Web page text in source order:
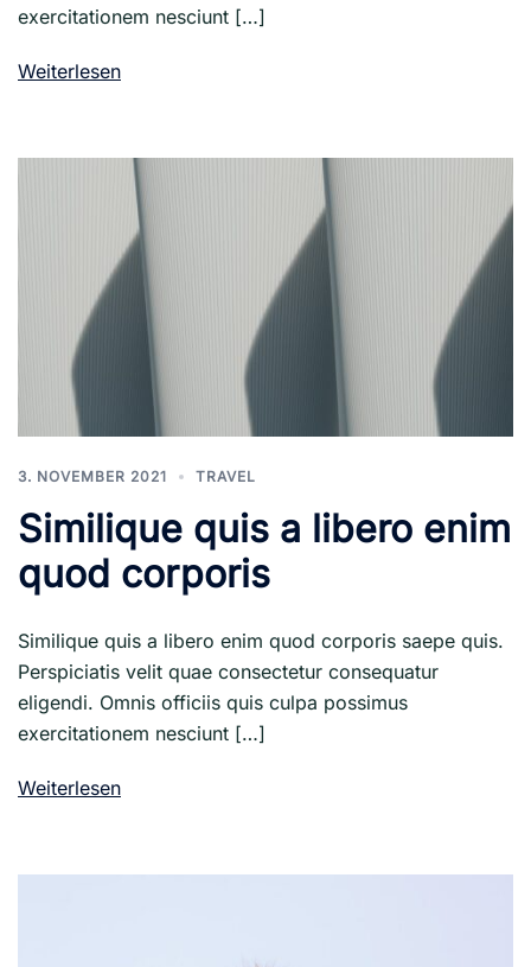
exercitationem nesciunt […]
Weiterlesen
3. NOVEMBER 2021 TRAVEL
Similique quis a libero enim
quod corporis
Similique quis a libero enim quod corporis saepe quis.
Perspiciatis velit quae consectetur consequatur
eligendi. Omnis officiis quis culpa possimus
exercitationem nesciunt […]
Weiterlesen